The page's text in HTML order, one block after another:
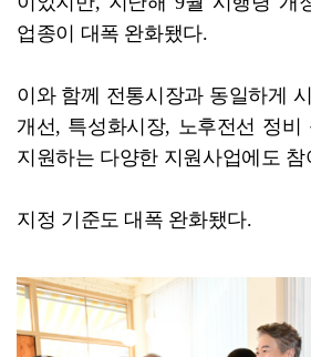
업종이 대폭 완화됐다.
이와 함께 전통시장과 동일하게
개선, 특성화시장, 노후전선 정비
지원하는 다양한 지원사업에도
지정 기준도 대폭 완화됐다.